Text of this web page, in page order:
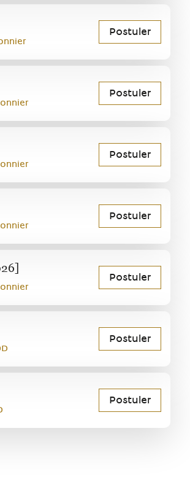
Postuler
Postuler
Postuler
Postuler
Postuler
Postuler
Postuler